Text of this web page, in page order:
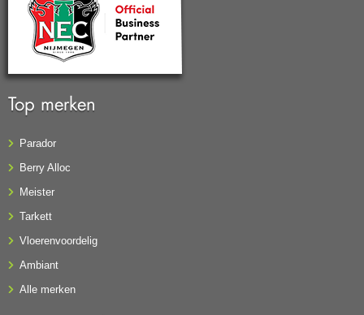
Top merken
Parador
Berry Alloc
Meister
Tarkett
Vloerenvoordelig
Ambiant
Alle merken